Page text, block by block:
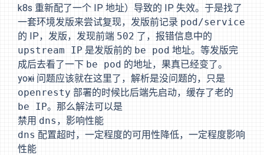
k8s 重新配了一个 IP 地址）导致的 IP 失效。于是找了
一套环境发版来尝试复现，发版前记录 pod/service
的 IP，发版，发现前端 502 了，报错信息中的
upstream IP 是发版前的 be pod 地址。等发版完
成后去看了一下 be pod 的地址，果真已经变了。
yoxi 问题应该就在这里了，解析是没问题的，只是
openresty 部署的时候比后端先启动，缓存了老的
be IP。那么解法可以是
禁用 dns ，影响性能
dns 配置超时，一定程度的可用性降低，一定程度影响
性能